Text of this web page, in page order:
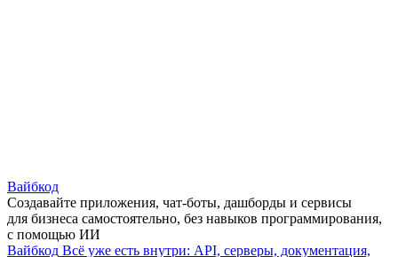
Вайбкод
Создавайте приложения, чат-боты, дашборды и сервисы
для бизнеса самостоятельно, без навыков программирования,
с помощью ИИ
Вайбкод Всё уже есть внутри: API, серверы, документация,